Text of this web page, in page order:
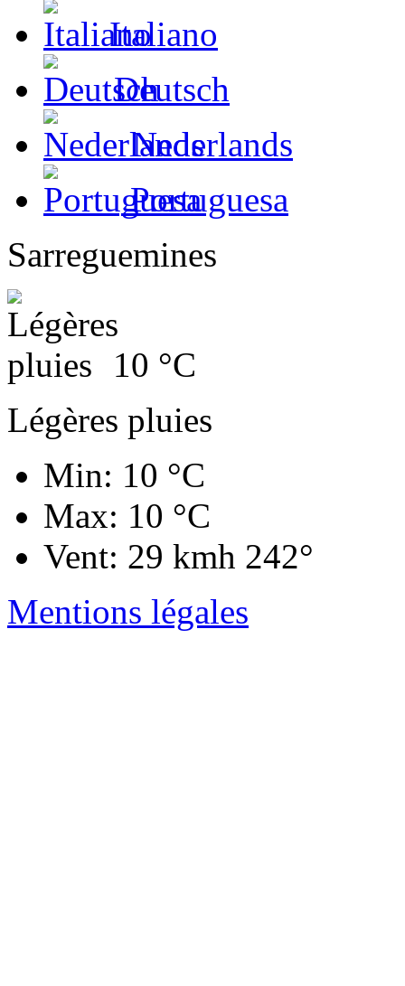
Italiano
Deutsch
Nederlands
Portuguesa
Sarreguemines
10 °C
Légères pluies
Min: 10 °C
Max: 10 °C
Vent: 29 kmh 242°
Mentions légales